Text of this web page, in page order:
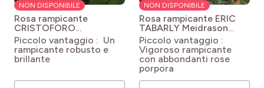
NON DISPONIBILE
Rosa rampicante
CRISTOFORO
COLOMBO®
Meironssesar Rosa
'Meironssesar' GPT
CHRISTOPHE COLOMB®
Piccolo vantaggio : Un
rampicante robusto e
brillante
NON DISPONIBILE
Rosa rampicante ERIC
TABARLY Meidrason
Rosa Red Eden Rose®
'Meidrason'
Piccolo vantaggio :
Vigoroso rampicante
con abbondanti rose
porpora